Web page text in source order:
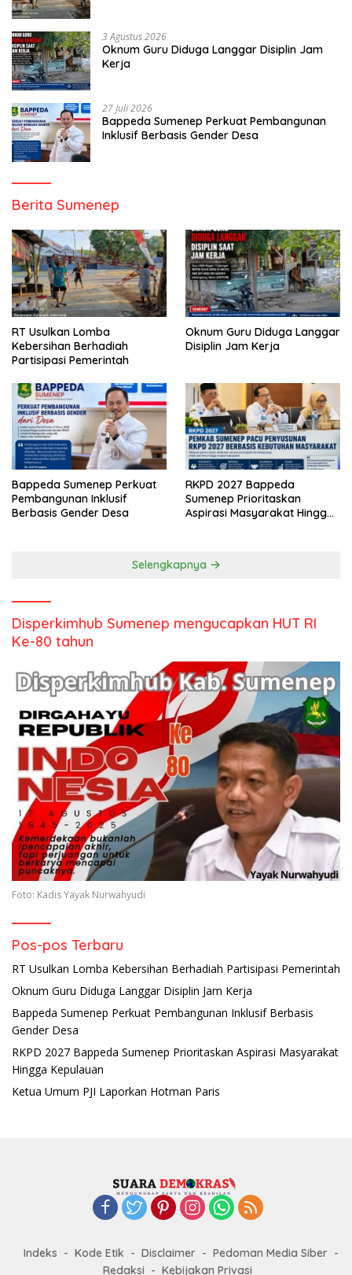
3 Agustus 2026
Oknum Guru Diduga Langgar Disiplin Jam
Kerja
27 Juli 2026
Bappeda Sumenep Perkuat Pembangunan
Inklusif Berbasis Gender Desa
Berita Sumenep
RT Usulkan Lomba
Kebersihan Berhadiah
Partisipasi Pemerintah
Oknum Guru Diduga Langgar
Disiplin Jam Kerja
Bappeda Sumenep Perkuat
Pembangunan Inklusif
Berbasis Gender Desa
RKPD 2027 Bappeda
Sumenep Prioritaskan
Aspirasi Masyarakat Hingga
Selengkapnya
Disperkimhub Sumenep mengucapkan HUT RI
Ke-80 tahun
Foto: Kadis Yayak Nurwahyudi
Pos-pos Terbaru
RT Usulkan Lomba Kebersihan Berhadiah Partisipasi Pemerintah
Oknum Guru Diduga Langgar Disiplin Jam Kerja
Bappeda Sumenep Perkuat Pembangunan Inklusif Berbasis
Gender Desa
RKPD 2027 Bappeda Sumenep Prioritaskan Aspirasi Masyarakat
Hingga Kepulauan
Ketua Umum PJI Laporkan Hotman Paris
Indeks Kode Etik Disclaimer
Pedoman Media Siber
Redaksi
Kebijakan Privasi